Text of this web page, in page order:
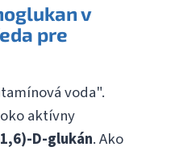
v
pre
voda".
aktívny
D-glukán. Ako